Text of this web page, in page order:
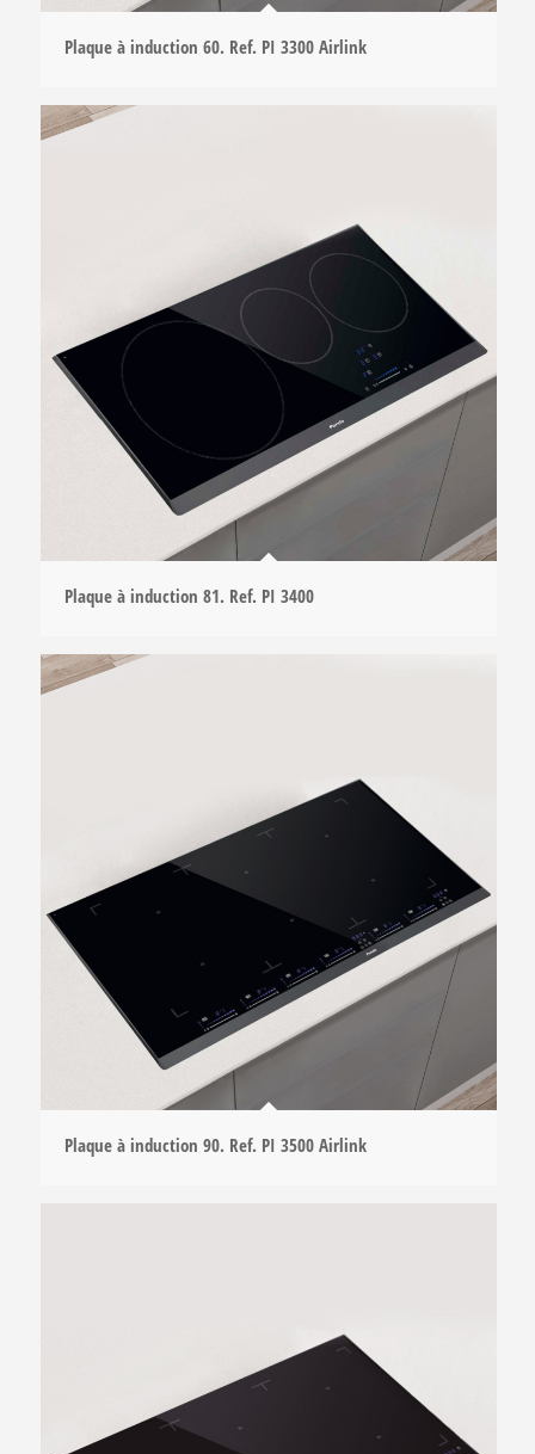
Plaque à induction 60. Ref. PI 3300 Airlink
Plaque à induction 81. Ref. PI 3400
Plaque à induction 90. Ref. PI 3500 Airlink